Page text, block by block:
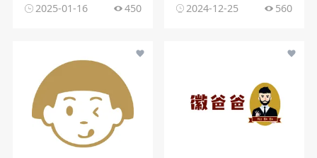
2025-01-16 450 2024-12-25 560